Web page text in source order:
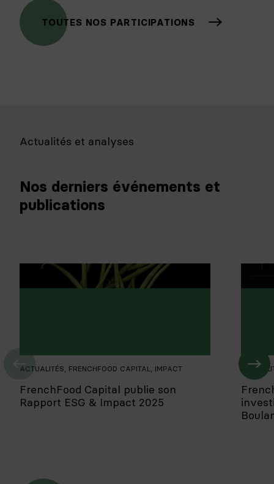
TOUTES NOS PARTICIPATIONS
Actualités et analyses
Nos derniers événements et
publications
ACTUALITÉS, FRENCHFOOD CAPITAL, IMPACT
FrenchFood Capital publie son
Rapport ESG & Impact 2025